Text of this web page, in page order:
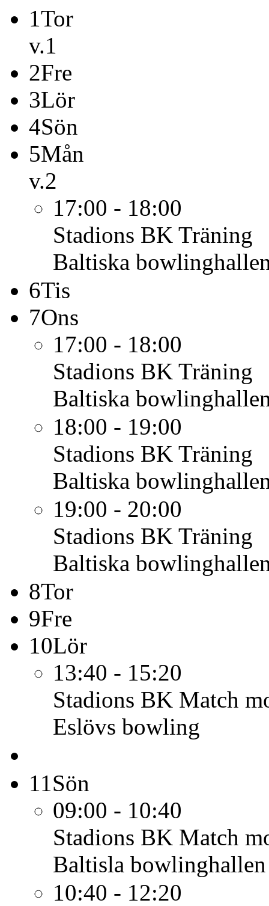
1Tor
v.1
2Fre
3Lör
4Sön
5Mån
v.2
17:00 - 18:00
Stadions BK Träning
Baltiska
6Tis
7Ons
17:00 - 18:00
Stadions BK Träning
Baltiska
18:00 - 19:00
Stadions BK Träning
Baltiska
19:00 - 20:00
Stadions BK Träning
Baltiska
8Tor
9Fre
10Lör
13:40 - 15:20
Stadions BK Match
Eslövs bowling
11Sön
09:00 - 10:40
Stadions BK Match
Baltisla bowlinghallen
10:40 - 12:20